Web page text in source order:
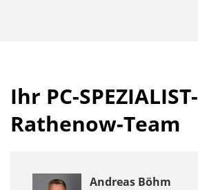
Ihr PC-SPEZIALIST-
Rathenow-Team
Andreas Böhm